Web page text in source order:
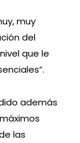
muy
del
que le
además
las